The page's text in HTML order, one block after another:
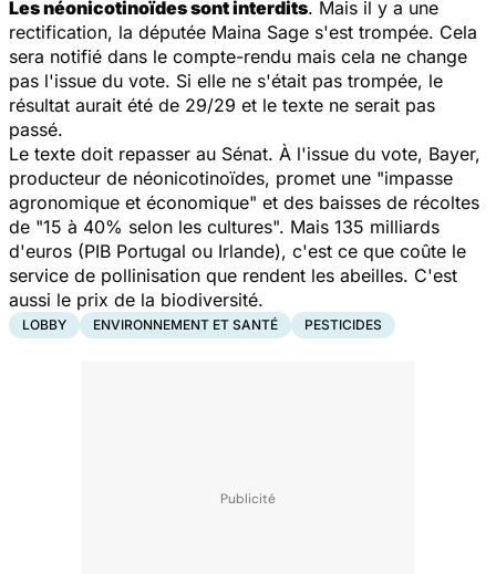
Les néonicotinoïdes sont interdits. Mais il y a une
rectification, la députée Maina Sage s'est trompée. Cela
sera notifié dans le compte-rendu mais cela ne change
pas l'issue du vote. Si elle ne s'était pas trompée, le
résultat aurait été de 29/29 et le texte ne serait pas
passé.
Le texte doit repasser au Sénat. À l'issue du vote, Bayer,
producteur de néonicotinoïdes, promet une "impasse
agronomique et économique" et des baisses de récoltes
de "15 à 40% selon les cultures". Mais 135 milliards
d'euros (PIB Portugal ou Irlande), c'est ce que coûte le
service de pollinisation que rendent les abeilles. C'est
aussi le prix de la biodiversité.
LOBBY ENVIRONNEMENT ET SANTÉ PESTICIDES